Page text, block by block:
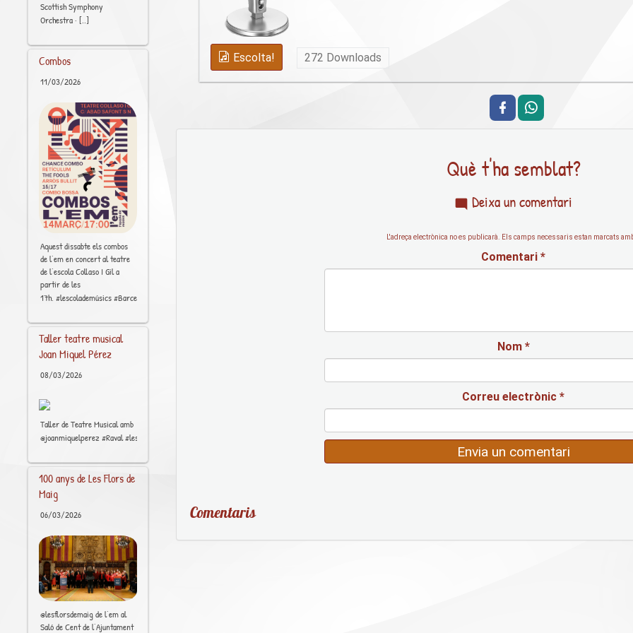
Scottish Symphony
Orchestra · [..]
Combos
11/03/2026
Aquest dissabte els combos
de l’em en concert al teatre
de l’escola Collaso I Gil a
partir de les
17h. #lescolademúsics #Barcelona #Raval
Taller teatre musical
Joan Miquel Pérez
08/03/2026
Taller de Teatre Musical amb
@joanmiquelperez #Raval #lescolademúsics #art
100 anys de Les Flors de
Maig
06/03/2026
@lesflorsdemaig de l’em al
Saló de Cent de l’Ajuntament
Escolta! 272 Downloads
Què t'ha semblat?
Deixa un comentari
L'adreça electrònica no es publicarà. Els camps necessaris estan marcats
Comentari*
Nom *
Correu electrònic*
Comentaris